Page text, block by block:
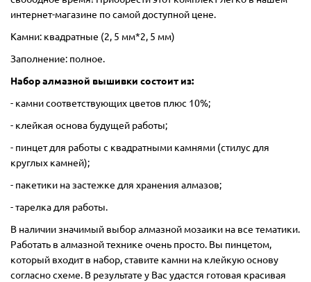
интернет-магазине по самой доступной цене.
Камни: квадратные (2, 5 мм*2, 5 мм)
Заполнение: полное.
Набор алмазной вышивки состоит из:
- камни соответствующих цветов плюс 10%;
- клейкая основа будущей работы;
- пинцет для работы с квадратными камнями (стилус для
круглых камней);
- пакетики на застежке для хранения алмазов;
- тарелка для работы.
В наличии значимый выбор алмазной мозаики на все тематики.
Работать в алмазной технике очень просто. Вы пинцетом,
который входит в набор, ставите камни на клейкую основу
согласно схеме. В результате у Вас удастся готовая красивая